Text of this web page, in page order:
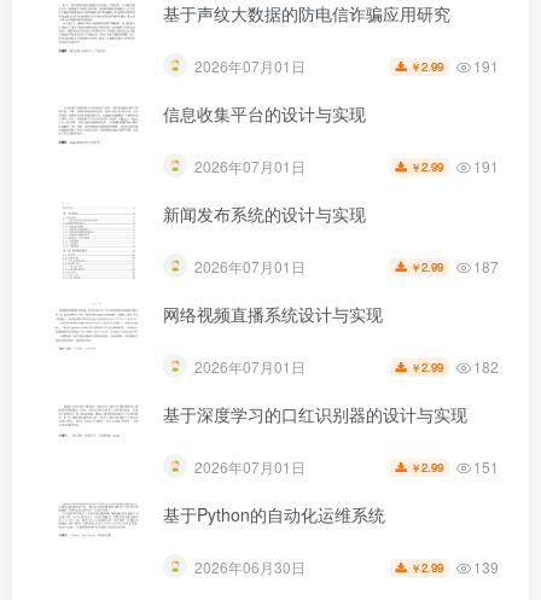
基于声纹大数据的防电信诈骗应用研究
2026年07月01日 ￥2.99 191
信息收集平台的设计与实现
2026年07月01日 ￥2.99 191
新闻发布系统的设计与实现
2026年07月01日 ￥2.99 187
网络视频直播系统设计与实现
2026年07月01日 ￥2.99 182
基于深度学习的口红识别器的设计与实现
2026年07月01日 ￥2.99 151
基于Python的自动化运维系统
2026年06月30日 ￥2.99 139